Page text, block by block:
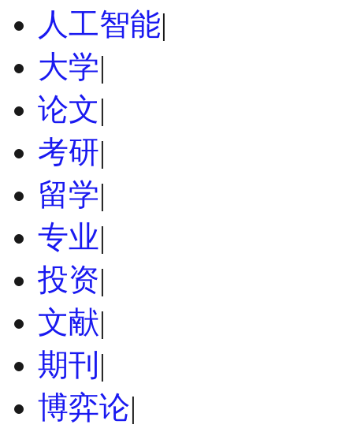
人工智能|
大学|
论文|
考研|
留学|
专业|
投资|
文献|
期刊 |
博弈论|